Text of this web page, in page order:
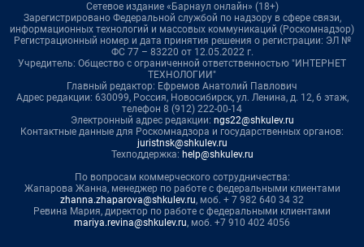
Сетевое издание «Барнаул онлайн» (18+)
Зарегистрировано Федеральной службой по надзору в сфере связи,
информационных технологий и массовых коммуникаций (Роскомнадзор)
Регистрационный номер и дата принятия решения о регистрации: ЭЛ №
ФС 77 – 83220 от 12.05.2022 г.
Учредитель: Общество с ограниченной ответственностью "ИНТЕРНЕТ
ТЕХНОЛОГИИ"
Главный редактор: Ефремов Анатолий Павлович
Адрес редакции: 630099, Россия, Новосибирск, ул. Ленина, д. 12, 6 этаж,
телефон 8 (912) 222-00-14
Электронный адрес редакции: ngs22@shkulev.ru
Контактные данные для Роскомнадзора и государственных органов:
juristnsk@shkulev.ru
Техподдержка: help@shkulev.ru
По вопросам коммерческого сотрудничества:
Жапарова Жанна, менеджер по работе с федеральными клиентами
zhanna.zhaparova@shkulev.ru, моб. + 7 982 640 34 32
Ревина Мария, директор по работе с федеральными клиентами
mariya.revina@shkulev.ru, моб. +7 910 402 4056